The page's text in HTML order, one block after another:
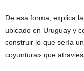
De esa forma, explica
ubicado en Uruguay y
construir lo que sería
coyuntura» que